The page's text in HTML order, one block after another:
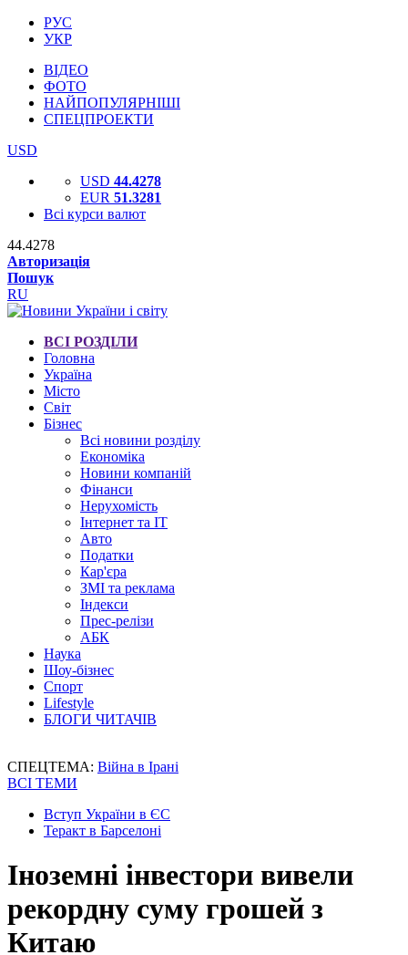
РУС
УКР
ВІДЕО
ФОТО
НАЙПОПУЛЯРНІШІ
СПЕЦПРОЕКТИ
USD
USD 44.4278
EUR 51.3281
Всі курси валют
44.4278
Авторизація
Пошук
RU
ВСІ РОЗДІЛИ
Головна
Україна
Місто
Світ
Бізнес
Всі новини розділу
Економіка
Новини компаній
Фінанси
Нерухомість
Інтернет та IT
Авто
Податки
Кар'єра
ЗМІ та реклама
Індекси
Прес-релізи
АБК
Наука
Шоу-бізнес
Спорт
Lifestyle
БЛОГИ ЧИТАЧІВ
СПЕЦТЕМА: Війна в Ірані
ВСІ ТЕМИ
Вступ України в ЄС
Теракт в Барселоні
Іноземні інвестори вивели
рекордну суму грошей з
Китаю